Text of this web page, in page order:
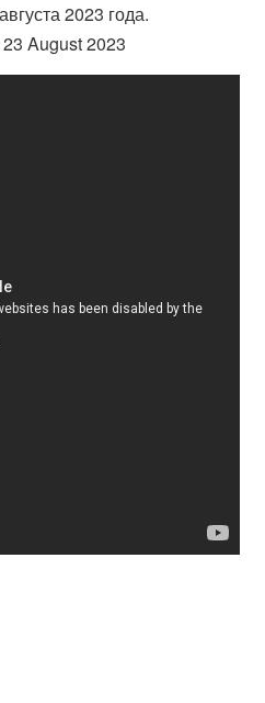
2023 года.
August 2023